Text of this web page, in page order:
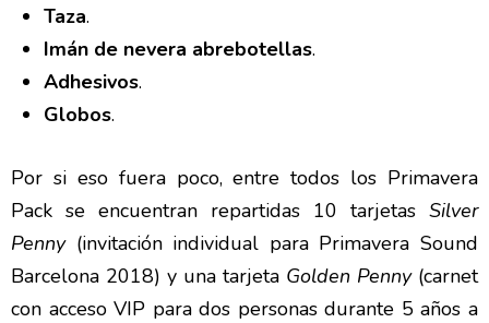
Taza.
Imán de nevera abrebotellas.
Adhesivos.
Globos.
Por si eso fuera poco, entre todos los Primavera
Pack se encuentran repartidas 10 tarjetas Silver
Penny(invitación individual para Primavera Sound
Barcelona 2018) y una tarjeta Golden Penny(carnet
con acceso VIP para dos personas durante 5 años a